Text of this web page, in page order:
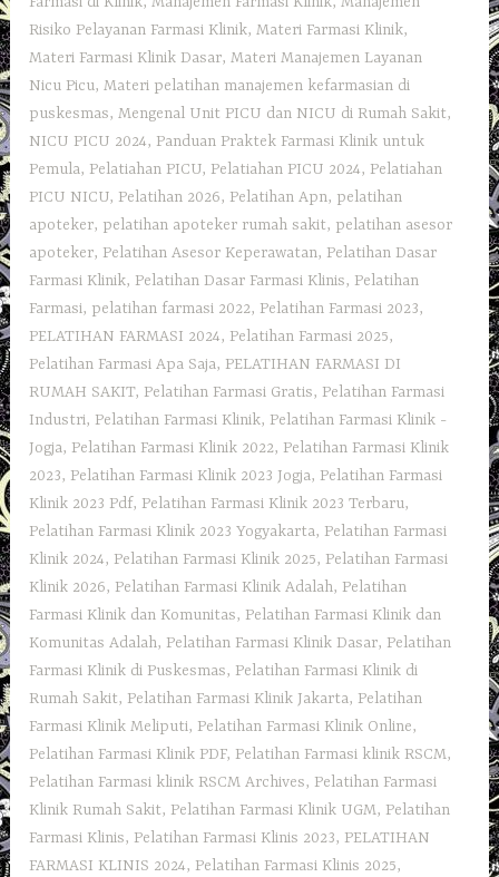
Risiko Pelayanan Farmasi Klinik,Materi Farmasi Klinik,
Materi Farmasi Klinik Dasar,Materi Manajemen Layanan
Nicu Picu,Materi pelatihan manajemen kefarmasian di
puskesmas,Mengenal Unit PICU dan NICU di Rumah Sakit,
NICU PICU 2024, Panduan Praktek Farmasi Klinik untuk
Pemula, Pelatiahan PICU, Pelatiahan PICU 2024, Pelatiahan
PICU NICU, Pelatihan 2026, Pelatihan Apn, pelatihan
apoteker, pelatihan apoteker rumah sakit, pelatihan asesor
apoteker, Pelatihan Asesor Keperawatan, Pelatihan Dasar
Farmasi Klinik, Pelatihan Dasar Farmasi Klinis, Pelatihan
Farmasi, pelatihan farmasi 2022, Pelatihan Farmasi 2023,
PELATIHAN FARMASI 2024, Pelatihan Farmasi 2025,
Pelatihan Farmasi Apa Saja, PELATIHAN FARMASI DI
RUMAH SAKIT, Pelatihan Farmasi Gratis, Pelatihan Farmasi
Industri, Pelatihan Farmasi Klinik, Pelatihan Farmasi Klinik -
Jogja, Pelatihan Farmasi Klinik 2022, Pelatihan Farmasi Klinik
2023, Pelatihan Farmasi Klinik 2023 Jogja, Pelatihan Farmasi
Klinik 2023 Pdf, Pelatihan Farmasi Klinik 2023 Terbaru,
Pelatihan Farmasi Klinik 2023 Yogyakarta, Pelatihan Farmasi
Klinik 2024, Pelatihan Farmasi Klinik 2025, Pelatihan Farmasi
Klinik 2026, Pelatihan Farmasi Klinik Adalah, Pelatihan
Farmasi Klinik dan Komunitas, Pelatihan Farmasi Klinik dan
Komunitas Adalah, Pelatihan Farmasi Klinik Dasar, Pelatihan
Farmasi Klinik di Puskesmas, Pelatihan Farmasi Klinik di
Rumah Sakit, Pelatihan Farmasi Klinik Jakarta, Pelatihan
Farmasi Klinik Meliputi, Pelatihan Farmasi Klinik Online,
Pelatihan Farmasi Klinik PDF, Pelatihan Farmasi klinik RSCM,
Pelatihan Farmasi klinik RSCM Archives, Pelatihan Farmasi
Klinik Rumah Sakit, Pelatihan Farmasi Klinik UGM, Pelatihan
Farmasi Klinis, Pelatihan Farmasi Klinis 2023, PELATIHAN
FARMASI KLINIS 2024, Pelatihan Farmasi Klinis 2025,